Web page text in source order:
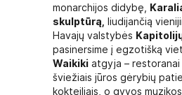
monarchijos didybę,
skulptūrą,
liudijančią
Havajų valstybės
pasinersime į egzotišką
Waikiki atgyja –
šviežiais jūros gėrybių
kokteiliais, o gyvos